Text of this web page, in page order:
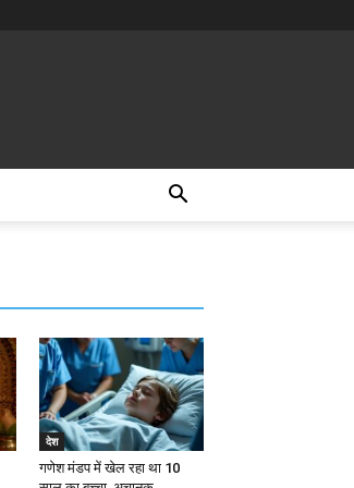
देश
गणेश मंडप में खेल रहा था 10